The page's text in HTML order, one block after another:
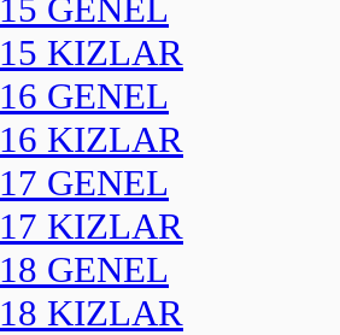
15 GENEL
15 KIZLAR
16 GENEL
16 KIZLAR
17 GENEL
17 KIZLAR
18 GENEL
18 KIZLAR